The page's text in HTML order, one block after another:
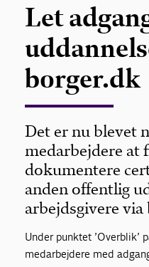
Let
borger.dk
Det er nu blevet
medarbejdere at
dokumentere
anden offentlig
arbejdsgivere via
Under punktet ’Overblik’
medarbejdere med